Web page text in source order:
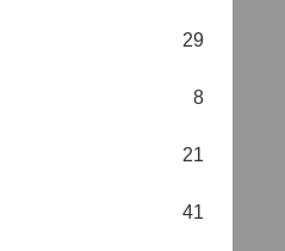
29
8
21
41